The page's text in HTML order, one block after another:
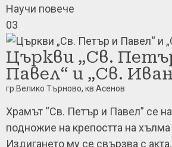
Научи повече
03
Църкви „Св.
Павел“ и „Св.
гр.Велико Търново, кв.Асенов
Храмът “Св. Петър и Павел” се
подножие на крепостта на
Издигането му се свързва с